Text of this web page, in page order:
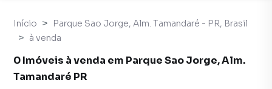
Início
Parque Sao Jorge, Alm. Tamandaré - PR, Brasil
à venda
0 Imóveis à venda em Parque Sao Jorge, Alm.
Tamandaré PR